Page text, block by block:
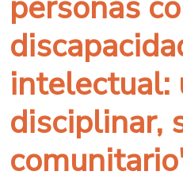
intelectual:
disciplinar,